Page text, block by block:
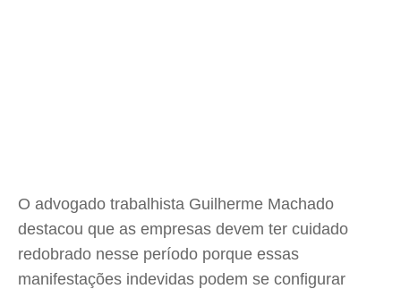
O advogado trabalhista Guilherme Machado
destacou que as empresas devem ter cuidado
redobrado nesse período porque essas
manifestações indevidas podem se configurar